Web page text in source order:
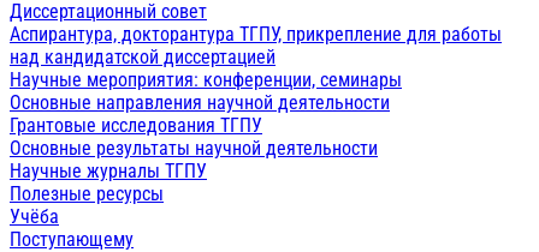
Диссертационный совет
Аспирантура, докторантура ТГПУ, прикрепление для работы
над кандидатской диссертацией
Научные мероприятия: конференции, семинары
Основные направления научной деятельности
Грантовые исследования ТГПУ
Основные результаты научной деятельности
Научные журналы ТГПУ
Полезные ресурсы
Учёба
Поступающему